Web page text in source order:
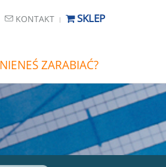
KONTAKT SKLEP
ZARABIAĆ?